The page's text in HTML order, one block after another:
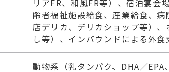
リアFR、和風FR等）、宿泊宴会
齢者福祉施設給食、産業給食、
店デリカ、デリカショップ等）
し等）、インバウンドによる外
動物系（乳タンパク、DHA／